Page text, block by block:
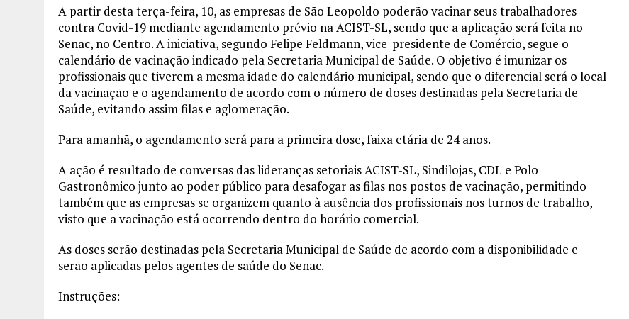
A partir desta terça-feira, 10, as empresas de São Leopoldo poderão vacinar seus trabalhadores
contra Covid-19 mediante agendamento prévio na ACIST-SL, sendo que a aplicação será feita no
Senac, no Centro. A iniciativa, segundo Felipe Feldmann, vice-presidente de Comércio, segue o
calendário de vacinação indicado pela Secretaria Municipal de Saúde. O objetivo é imunizar os
profissionais que tiverem a mesma idade do calendário municipal, sendo que o diferencial será o local
da vacinação e o agendamento de acordo com o número de doses destinadas pela Secretaria de
Saúde, evitando assim filas e aglomeração.
Para amanhã, o agendamento será para a primeira dose, faixa etária de 24 anos.
A ação é resultado de conversas das lideranças setoriais ACIST-SL, Sindilojas, CDL e Polo
Gastronômico junto ao poder público para desafogar as filas nos postos de vacinação, permitindo
também que as empresas se organizem quanto à ausência dos profissionais nos turnos de trabalho,
visto que a vacinação está ocorrendo dentro do horário comercial.
As doses serão destinadas pela Secretaria Municipal de Saúde de acordo com a disponibilidade e
serão aplicadas pelos agentes de saúde do Senac.
Instruções: